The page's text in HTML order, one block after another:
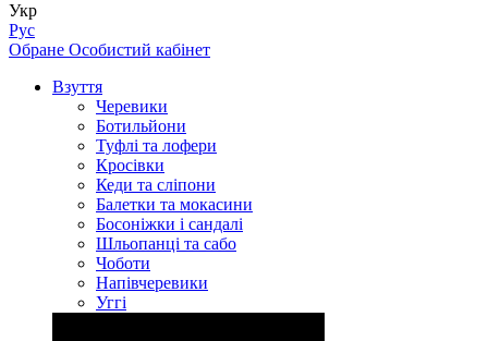
Укр
Рус
Обране Особистий кабінет
Взуття
Черевики
Ботильйони
Туфлі та лофери
Кросівки
Кеди та сліпони
Балетки та мокасини
Босоніжки і сандалі
Шльопанці та сабо
Чоботи
Напівчеревики
Уггі